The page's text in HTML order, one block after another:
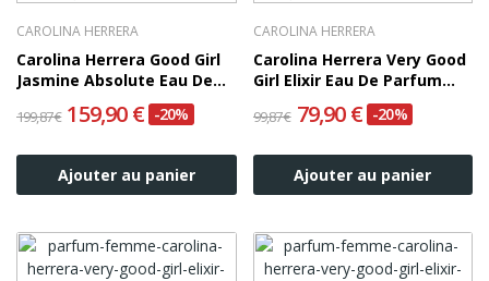
CAROLINA HERRERA
Carolina Herrera Good Girl
Jasmine Absolute Eau De
199,87 € 159,90 € -20%
Ajouter au panier
CAROLINA HERRERA
Carolina Herrera Very Good
Girl Elixir Eau De Parfum
99,87 € 79,90 € -20%
Ajouter au panier